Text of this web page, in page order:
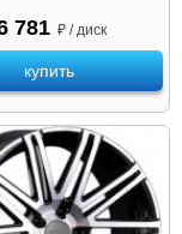
781 ₽ / диск
купить